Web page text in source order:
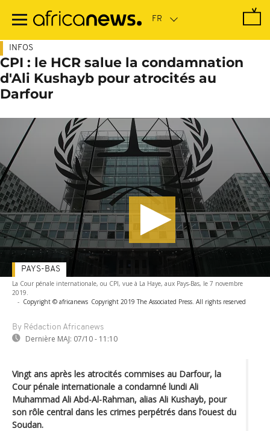
contenu
INFOS
CPI : le HCR salue la condamnation
d'Ali Kushayb pour atrocités au
Darfour
La Cour pénale internationale, ou CPI, vue à La Haye, aux Pays-Bas, le 7 novembre
2019.
- Copyright © africanews Copyright 2019 The Associated Press. All rights reserved
By Rédaction Africanews
Dernière MAJ: 07/10 - 11:10
PAYS-BAS
Vingt ans après les atrocités commises au Darfour, la
Cour pénale internationale a condamné lundi Ali
Muhammad Ali Abd-Al-Rahman, alias Ali Kushayb, pour
son rôle central dans les crimes perpétrés dans l’ouest du
Soudan.